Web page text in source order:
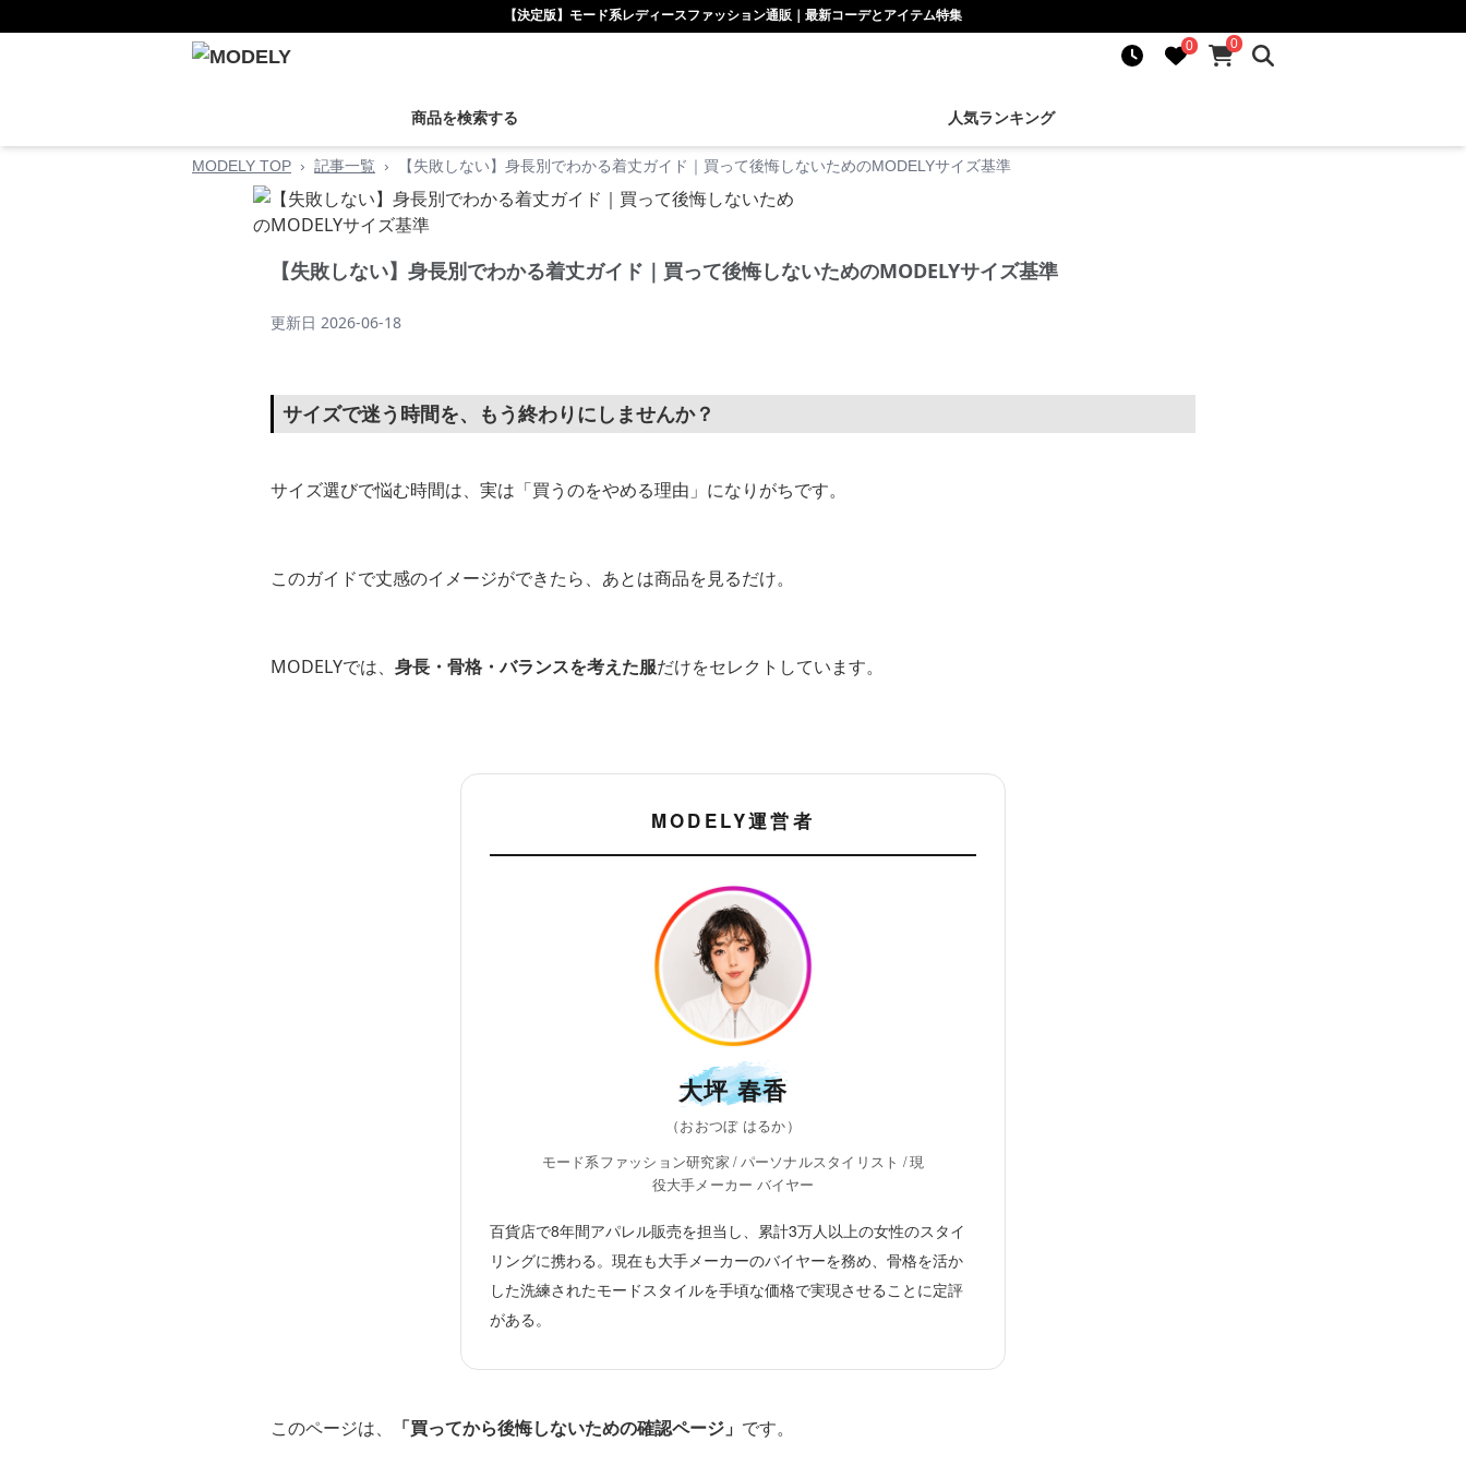
【決定版】モード系レディースファッション通販｜最新コーデとアイテム特集
0
0
商品を検索する 人気ランキング
MODELY TOP › 記事一覧 › 【失敗しない】身長別でわかる着丈ガイド｜買って後悔しないためのMODELYサイズ基準
【失敗しない】身長別でわかる着丈ガイド｜買って後悔しないためのMODELYサイズ基準
更新日 2026-06-18
サイズで迷う時間を、もう終わりにしませんか？
サイズ選びで悩む時間は、実は「買うのをやめる理由」になりがちです。
このガイドで丈感のイメージができたら、あとは商品を見るだけ。
MODELYでは、 身長・骨格・バランスを考えた服だけをセレクトしています。
MODELY運営者
大坪 春香
（おおつぼ はるか）
モード系ファッション研究家 / パーソナルスタイリスト / 現
役大手メーカー バイヤー
百貨店で8年間アパレル販売を担当し、累計3万人以上の女性のスタイ
リングに携わる。現在も大手メーカーのバイヤーを務め、骨格を活か
した洗練されたモードスタイルを手頃な価格で実現させることに定評
がある。
このページは、 「買ってから後悔しないための確認ページ」 です。